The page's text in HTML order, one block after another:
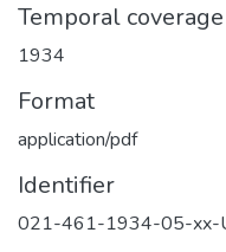
Temporal coverage
1934
Format
application/pdf
Identifier
021-461-1934-05-xx-